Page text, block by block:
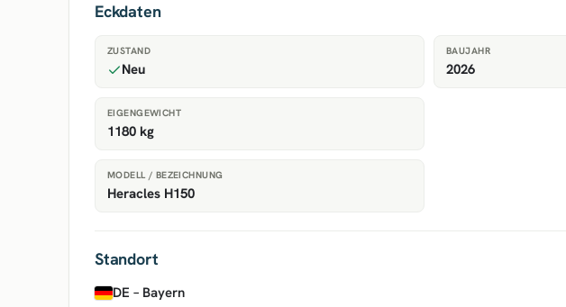
Eckdaten
ZUSTAND
Neu
BAUJAHR
2026
EIGENGEWICHT
1180 kg
MODELL / BEZEICHNUNG
Heracles H150
Standort
DE – Bayern